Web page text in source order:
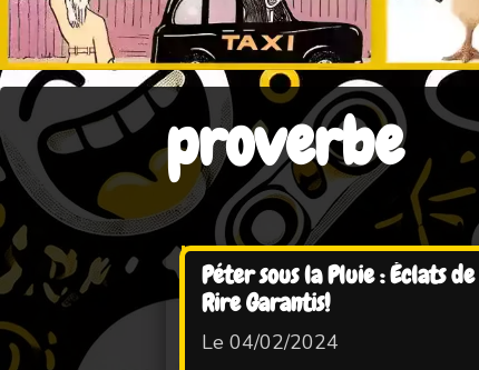
proverbe
Péter sous la Pluie : Éclats de
Rire Garantis!
Le 04/02/2024